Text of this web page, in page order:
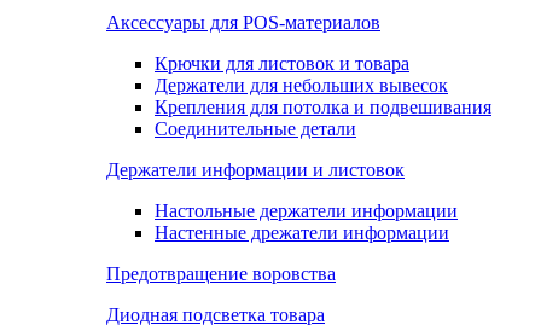
Аксессуары для POS-материалов
Крючки для листовок и товара
Держатели для небольших вывесок
Крепления для потолка и подвешивания
Соединительные детали
Держатели информации и листовок
Настольные держатели информации
Настенные дрежатели информации
Предотвращение воровства
Диодная подсветка товара